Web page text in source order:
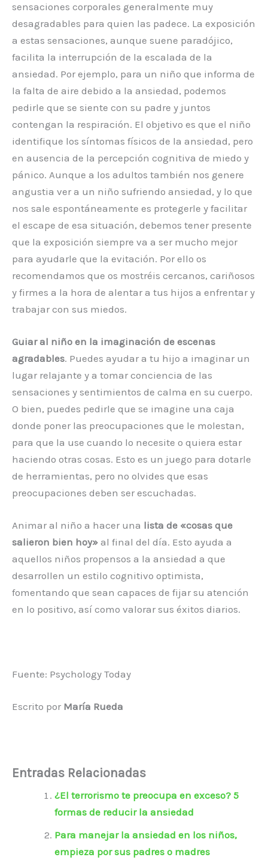
sensaciones corporales generalmente muy
desagradables para quien las padece. La exposición
a estas sensaciones, aunque suene paradójico,
facilita la interrupción de la escalada de la
ansiedad. Por ejemplo, para un niño que informa de
la falta de aire debido a la ansiedad, podemos
pedirle que se siente con su padre y juntos
contengan la respiración. El objetivo es que el niño
identifique los síntomas físicos de la ansiedad, pero
en ausencia de la percepción cognitiva de miedo y
pánico. Aunque a los adultos también nos genere
angustia ver a un niño sufriendo ansiedad, y lo que
nos sale espontáneamente es protegerle y facilitar
el escape de esa situación, debemos tener presente
que la exposición siempre va a ser mucho mejor
para ayudarle que la evitación. Por ello os
recomendamos que os mostréis cercanos, cariñosos
y firmes a la hora de alentar a tus hijos a enfrentar y
trabajar con sus miedos.
Guiar al niño en la imaginación de escenas
agradables. Puedes ayudar a tu hijo a imaginar un
lugar relajante y a tomar conciencia de las
sensaciones y sentimientos de calma en su cuerpo.
O bien, puedes pedirle que se imagine una caja
donde poner las preocupaciones que le molestan,
para que la use cuando lo necesite o quiera estar
haciendo otras cosas. Esto es un juego para dotarle
de herramientas, pero no olvides que esas
preocupaciones deben ser escuchadas.
Animar al niño a hacer una lista de «cosas que
salieron bien hoy» al final del día. Esto ayuda a
aquellos niños propensos a la ansiedad a que
desarrollen un estilo cognitivo optimista,
fomentando que sean capaces de fijar su atención
en lo positivo, así como valorar sus éxitos diarios.
Fuente: Psychology Today
Escrito por María Rueda
Entradas Relacionadas
¿El terrorismo te preocupa en exceso? 5
formas de reducir la ansiedad
Para manejar la ansiedad en los niños,
empieza por sus padres o madres